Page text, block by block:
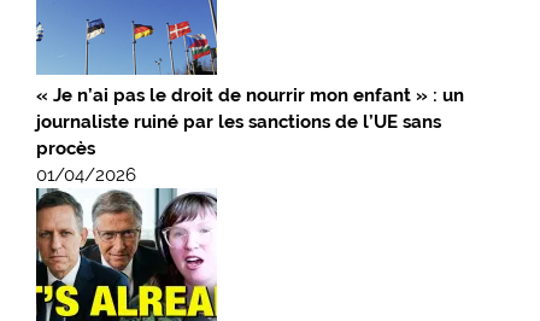
« Je n’ai pas le droit de nourrir mon enfant » : un
journaliste ruiné par les sanctions de l’UE sans
procès
01/04/2026